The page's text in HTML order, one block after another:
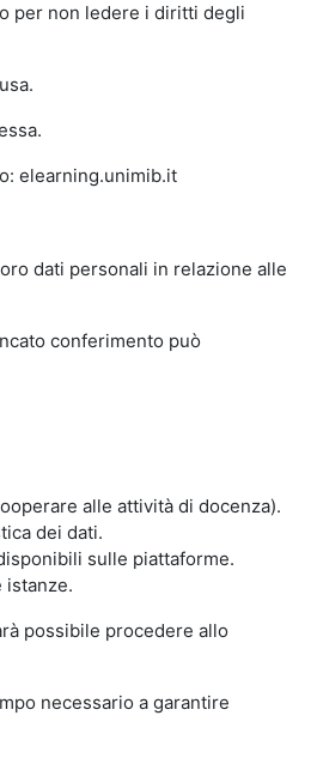
per non ledere i diritti degli
elearning.unimib.it
dati personali in relazione alle
conferimento può
alle attività di docenza).
dei dati.
sulle piattaforme.
istanze.
possibile procedere allo
necessario a garantire